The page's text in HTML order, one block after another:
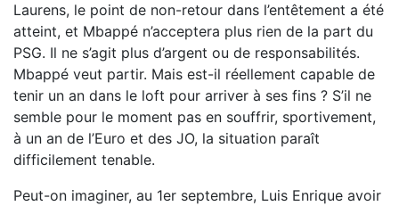
Laurens, le point de non-retour dans l’entêtement a été
atteint, et Mbappé n’acceptera plus rien de la part du
PSG. Il ne s’agit plus d’argent ou de responsabilités.
Mbappé veut partir. Mais est-il réellement capable de
tenir un an dans le loft pour arriver à ses fins ? S’il ne
semble pour le moment pas en souffrir, sportivement,
à un an de l’Euro et des JO, la situation paraît
difficilement tenable.
Peut-on imaginer, au 1er septembre, Luis Enrique avoir